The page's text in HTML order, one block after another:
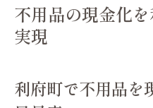
不用品の現金化
実現
利府町で不用品を